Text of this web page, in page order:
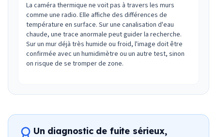
La caméra thermique ne voit pas à travers les murs
comme une radio. Elle affiche des différences de
température en surface. Sur une canalisation d'eau
chaude, une trace anormale peut guider la recherche.
Sur un mur déjà très humide ou froid, l'image doit être
confirmée avec un humidimètre ou un autre test, sinon
on risque de se tromper de zone.
Un diagnostic de fuite sérieux,